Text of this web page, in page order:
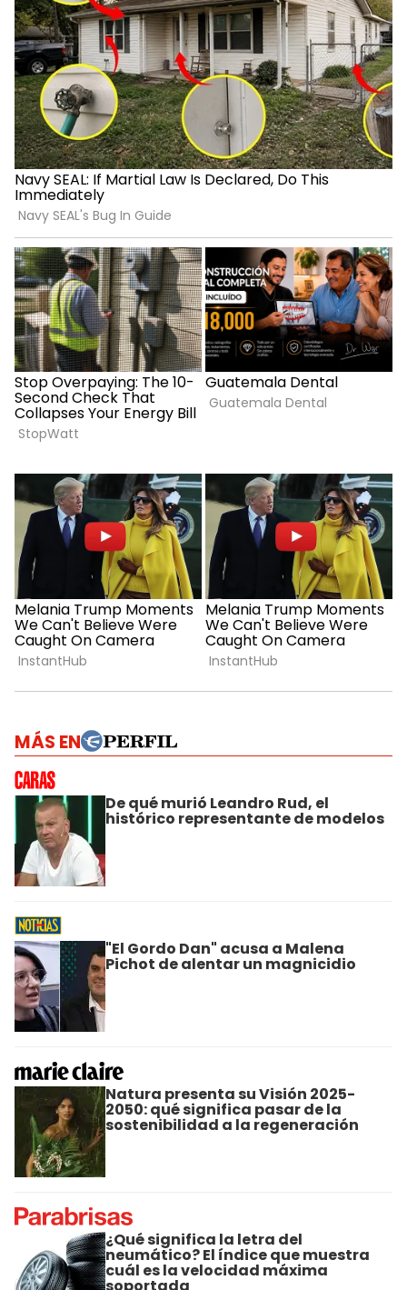
MÁS EN
De qué murió Leandro Rud, el
histórico representante de modelos
"El Gordo Dan" acusa a Malena
Pichot de alentar un magnicidio
Natura presenta su Visión 2025-
2050: qué significa pasar de la
sostenibilidad a la regeneración
¿Qué significa la letra del
neumático? El índice que muestra
cuál es la velocidad máxima
soportada